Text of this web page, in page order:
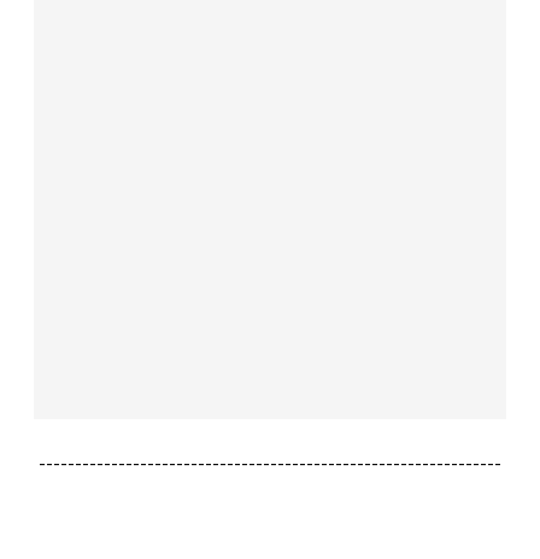
----------------------------------------------------------------